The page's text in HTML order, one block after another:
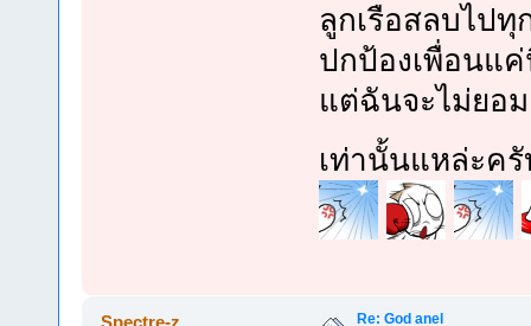
ลูกเรือสลบไป
ปกป้องเพื่อนแ
แต่ฉันจะไม่ยอม
เท่านั้นแหล่ะค
Spectre-z Re: God anel